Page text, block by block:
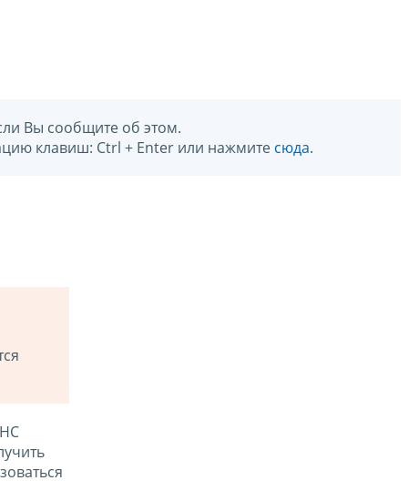
Вы сообщите об этом.
клавиш: Ctrl + Enter или нажмите сюда.